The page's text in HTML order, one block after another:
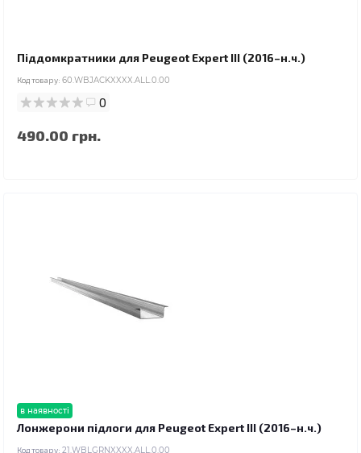
Піддомкратники для Peugeot Expert III (2016–н.ч.)
Код товару: 60.WBJACKXXXX.ALL.0.00
0
490.00 грн.
в наявності
Лонжерони підлоги для Peugeot Expert III (2016–н.ч.)
Код товару: 21.WBLGRNXXXX.ALL.0.00